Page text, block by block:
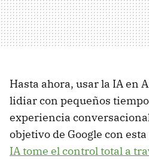
Hasta ahora, usar la IA en
lidiar con pequeños
experiencia
objetivo de Google con
IA tome el control total a